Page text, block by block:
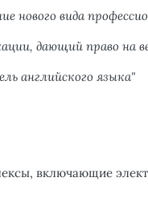
нового вида
дающий право на
английского языка"
включающие